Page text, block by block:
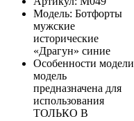
Модель: Ботфорты
мужские
исторические
«Драгун» синие
Особенности модели
модель
предназначена для
использования
ТОЛЬКО В